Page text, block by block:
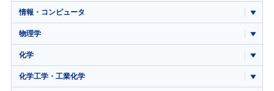
情報・コンピュータ
物理学
化学
化学工学・工業化学